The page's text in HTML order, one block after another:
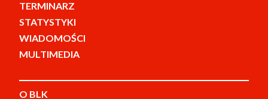
TERMINARZ
STATYSTYKI
WIADOMOŚCI
MULTIMEDIA
O BLK